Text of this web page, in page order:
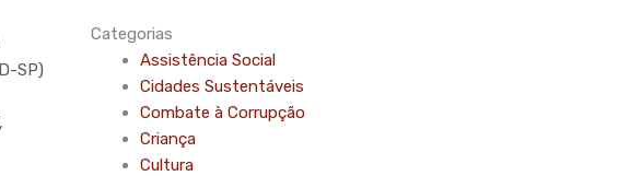
SP)
Categorias
Assistência Social
Cidades Sustentáveis
Combate à Corrupção
Criança
Cultura